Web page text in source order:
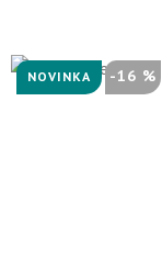
NOVINKA -16 %